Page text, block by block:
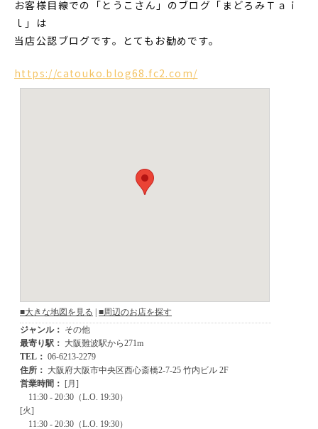
お客様目線での「とうこさん」のブログ「まどろみＴａｉ
ｌ」は
当店公認ブログです。とてもお勧めです。
https://catouko.blog68.fc2.com/